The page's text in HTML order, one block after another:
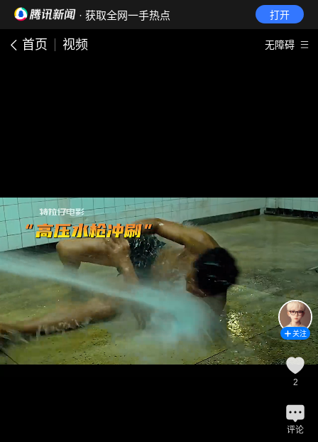
· 获取全网一手热点 打开
首页 视频 无障碍
关注
2
评论